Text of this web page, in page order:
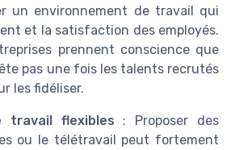
un environnement de travail qui
et la satisfaction des employés.
prennent conscience que
pas une fois les talents recrutés
les fidéliser.
travail flexibles : Proposer des
ou le télétravail peut fortement